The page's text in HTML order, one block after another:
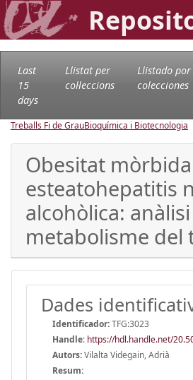
Last
15
days
Llistat per
col·leccions
Llistado por
colecciones
Treballs Fi de GrauBioquímica i Biotecnologia
Obesitat
esteatohepatitis
alcohòlica:
metabolisme del
Dades
Identificador:TFG:3023
Handle: https://hdl.handle.net/
Autors:Vilalta Videgain, Adrià
Resum: